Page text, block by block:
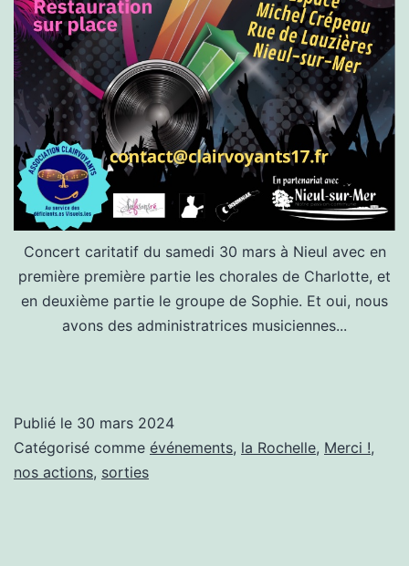
Concert caritatif du samedi 30 mars à Nieul avec en
première première partie les chorales de Charlotte, et
en deuxième partie le groupe de Sophie. Et oui, nous
avons des administratrices musiciennes...
Publié le 30 mars 2024
Catégorisé comme événements, la Rochelle, Merci !,
nos actions, sorties